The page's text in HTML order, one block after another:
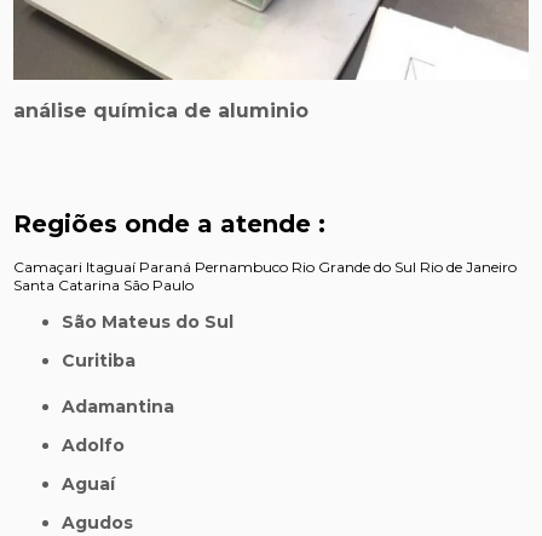
análise química de aluminio
Regiões onde a atende :
Camaçari Itaguaí Paraná Pernambuco Rio Grande do Sul Rio de Janeiro
Santa Catarina São Paulo
São Mateus do Sul
Curitiba
Adamantina
Adolfo
Aguaí
Agudos